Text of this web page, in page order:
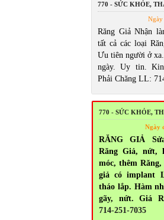
770 - SỨC KHỎE,
Ngày
Răng Giả Nhận
tất cả các loại
Ưu tiên người ở
ngày. Uy tin.
Phải Chăng LL:
770 - SỨC KHỎE,
Ngày
RĂNG GIẢ
Răng Giả, nứt,
móc, thêm
giả có implant
tháo lắp. Hàm
gãy, nứt. Giá
714-251-7035